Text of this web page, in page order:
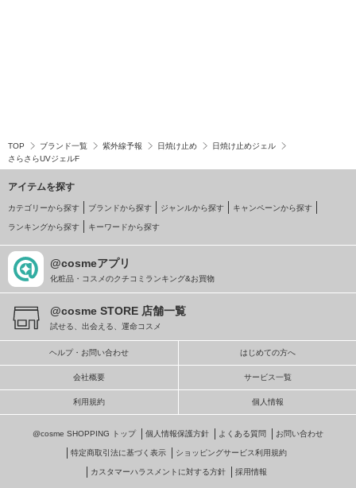
TOP ブランド一覧 紫外線予報 日焼け止め
日焼け止めジェル
さらさらUVジェルF
アイテムを探す
カテゴリーから探す ブランドから探す ジャンルから探す キャンペーンから探す
ランキングから探す キーワードから探す
@cosmeアプリ
化粧品・コスメのクチコミランキング&お買物
@cosme STORE 店舗一覧
試せる、出会える、運命コスメ
ヘルプ・お問い合わせ はじめての方へ
会社概要 サービス一覧
利用規約 個人情報
@cosme SHOPPING トップ 個人情報保護方針 よくある質問 お問い合わせ
特定商取引法に基づく表示 ショッピングサービス利用規約
カスタマーハラスメントに対する方針 採用情報